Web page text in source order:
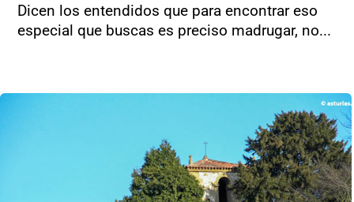
Dicen los entendidos que para encontrar eso
especial que buscas es preciso madrugar, no...